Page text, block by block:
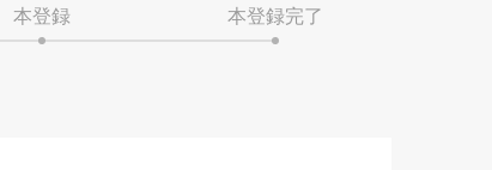
本登録 本登録完了